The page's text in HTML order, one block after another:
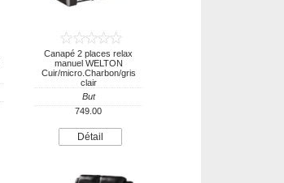
Canapé 2 places relax
manuel WELTON
Cuir/micro.Charbon/gris
clair
But
749.00
Détail